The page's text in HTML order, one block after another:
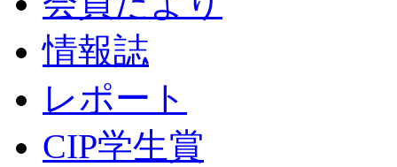
情報誌
レポート
CIP学生賞